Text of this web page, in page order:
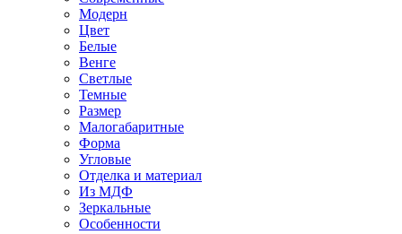
Модерн
Цвет
Белые
Венге
Светлые
Темные
Размер
Малогабаритные
Форма
Угловые
Отделка и материал
Из МДФ
Зеркальные
Особенности